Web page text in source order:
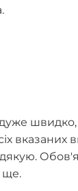
швидко,
вказаних
ще.